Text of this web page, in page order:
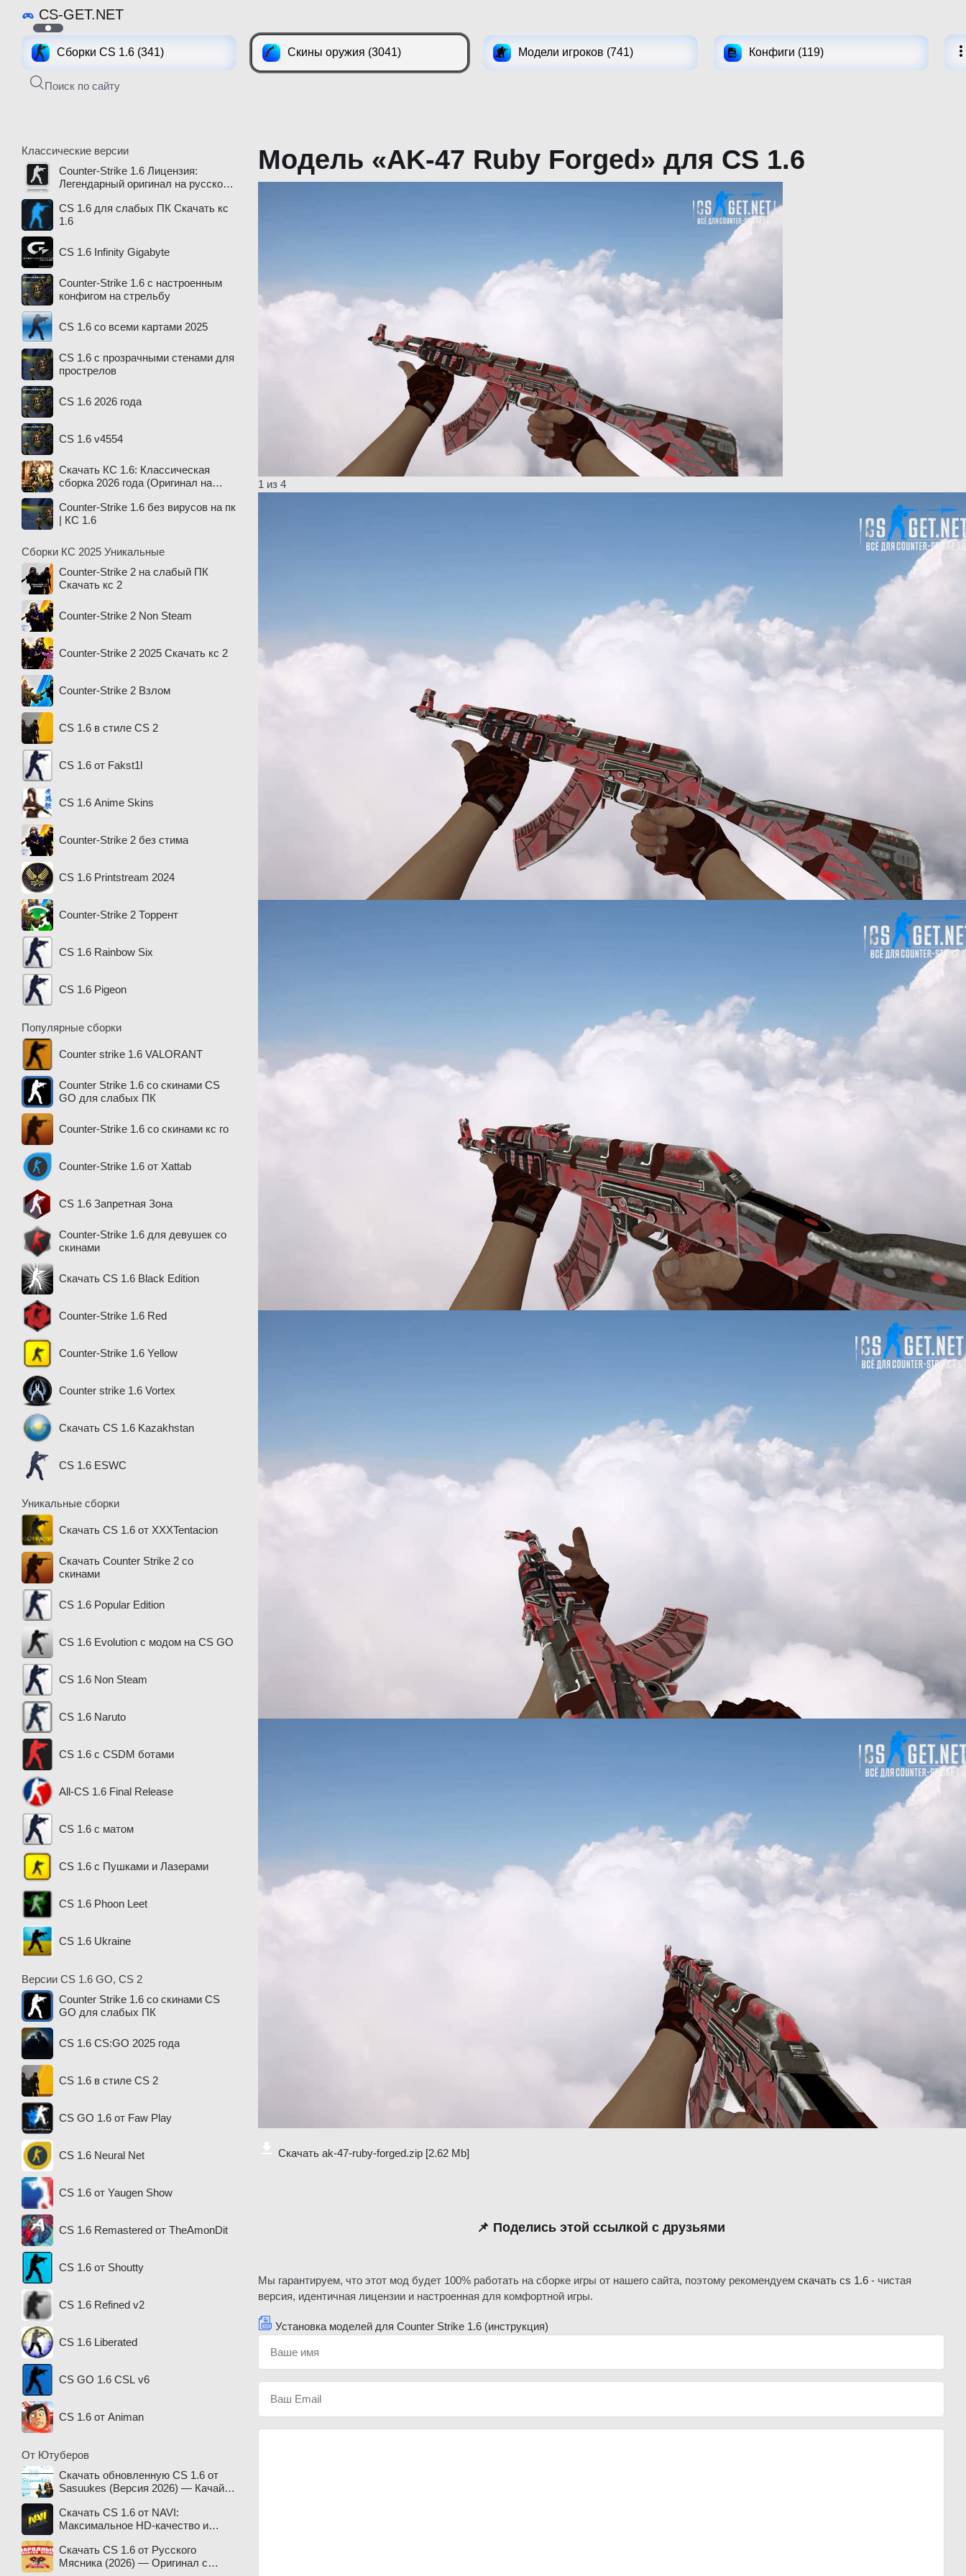
CS-GET.NET
Сборки CS 1.6 (341) Скины оружия (3041) Модели игроков (741) Конфиги (119)
Поиск по сайту
Классические версии
Counter-Strike 1.6 Лицензия:
Легендарный оригинал на русском
CS 1.6 для слабых ПК Скачать кс
1.6
CS 1.6 Infinity Gigabyte
Counter-Strike 1.6 с настроенным
конфигом на стрельбу
CS 1.6 со всеми картами 2025
CS 1.6 с прозрачными стенами для
прострелов
CS 1.6 2026 года
CS 1.6 v4554
Скачать КС 1.6: Классическая
сборка 2026 года (Оригинал на
Counter-Strike 1.6 без вирусов на пк
| КС 1.6
Сборки КС 2025 Уникальные
Counter-Strike 2 на слабый ПК
Скачать кс 2
Counter-Strike 2 Non Steam
Counter-Strike 2 2025 Скачать кс 2
Counter-Strike 2 Взлом
CS 1.6 в стиле CS 2
CS 1.6 от Fakst1l
CS 1.6 Anime Skins
Counter-Strike 2 без стима
CS 1.6 Printstream 2024
Counter-Strike 2 Торрент
CS 1.6 Rainbow Six
CS 1.6 Pigeon
Популярные сборки
Counter strike 1.6 VALORANT
Counter Strike 1.6 со скинами CS
GO для слабых ПК
Counter-Strike 1.6 со скинами кс го
Counter-Strike 1.6 от Xattab
CS 1.6 Запретная Зона
Counter-Strike 1.6 для девушек со
скинами
Скачать CS 1.6 Black Edition
Counter-Strike 1.6 Red
Counter-Strike 1.6 Yellow
Counter strike 1.6 Vortex
Скачать CS 1.6 Kazakhstan
CS 1.6 ESWC
Уникальные сборки
Скачать CS 1.6 от XXXTentacion
Скачать Counter Strike 2 со
скинами
CS 1.6 Popular Edition
CS 1.6 Evolution с модом на CS GO
CS 1.6 Non Steam
CS 1.6 Naruto
CS 1.6 с CSDM ботами
All-CS 1.6 Final Release
CS 1.6 с матом
CS 1.6 с Пушками и Лазерами
CS 1.6 Phoon Leet
CS 1.6 Ukraine
Версии CS 1.6 GO, CS 2
Counter Strike 1.6 со скинами CS
GO для слабых ПК
CS 1.6 CS:GO 2025 года
CS 1.6 в стиле CS 2
CS GO 1.6 от Faw Play
CS 1.6 Neural Net
CS 1.6 от Yaugen Show
CS 1.6 Remastered от TheAmonDit
CS 1.6 от Shoutty
CS 1.6 Refined v2
CS 1.6 Liberated
CS GO 1.6 CSL v6
CS 1.6 от Animan
От Ютуберов
Скачать обновленную CS 1.6 от
Sasuukes (Версия 2026) — Качай
Скачать CS 1.6 от NAVI:
Максимальное HD-качество и
Скачать CS 1.6 от Русского
Мясника (2026) — Оригинал с
Модель «AK-47 Ruby Forged» для CS 1.6
1 из 4
Скачать ak-47-ruby-forged.zip [2.62 Mb]
📌 Поделись этой ссылкой с друзьями
Мы гарантируем, что этот мод будет 100% работать на сборке игры от нашего сайта, поэтому рекомендуем скачать cs 1.6- чистая
версия, идентичная лицензии и настроенная для комфортной игры.
Установка моделей для Counter Strike 1.6 (инструкция)